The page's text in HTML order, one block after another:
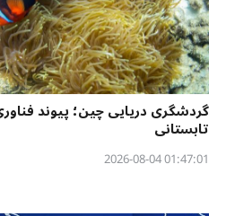
گردشگری دریایی چین؛ پیوند
تابستانی
01:47:01 2026-08-04